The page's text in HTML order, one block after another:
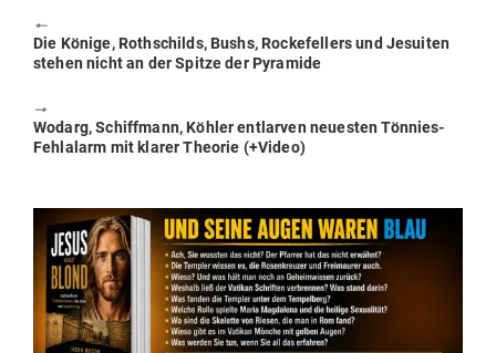
🠔
Previous
post:
Die Könige, Roth­schilds, Bushs, Rocke­fellers und Jesuiten
stehen nicht an der Spitze der Pyramide
🠖
Next
post:
Wodarg, Schiffmann, Köhler ent­larven neu­esten Tönnies-
Fehl­alarm mit klarer Theorie (+Video)